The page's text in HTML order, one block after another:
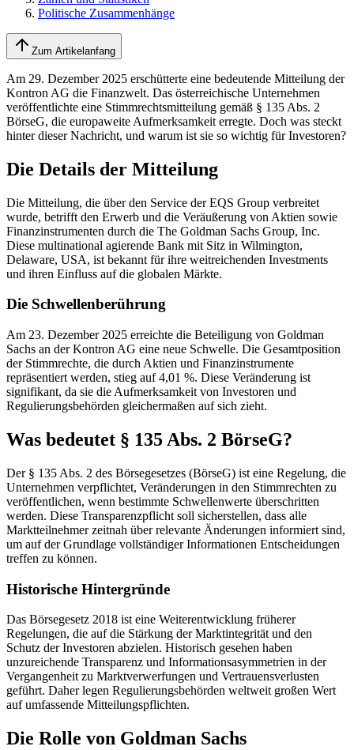
Politische Zusammenhänge
Zum Artikelanfang
Am 29. Dezember 2025 erschütterte eine bedeutende Mitteilung der
Kontron AG die Finanzwelt. Das österreichische Unternehmen
veröffentlichte eine Stimmrechtsmitteilung gemäß § 135 Abs. 2
BörseG, die europaweite Aufmerksamkeit erregte. Doch was steckt
hinter dieser Nachricht, und warum ist sie so wichtig für Investoren?
Die Details der Mitteilung
Die Mitteilung, die über den Service der EQS Group verbreitet
wurde, betrifft den Erwerb und die Veräußerung von Aktien sowie
Finanzinstrumenten durch die The Goldman Sachs Group, Inc.
Diese multinational agierende Bank mit Sitz in Wilmington,
Delaware, USA, ist bekannt für ihre weitreichenden Investments
und ihren Einfluss auf die globalen Märkte.
Die Schwellenberührung
Am 23. Dezember 2025 erreichte die Beteiligung von Goldman
Sachs an der Kontron AG eine neue Schwelle. Die Gesamtposition
der Stimmrechte, die durch Aktien und Finanzinstrumente
repräsentiert werden, stieg auf 4,01 %. Diese Veränderung ist
signifikant, da sie die Aufmerksamkeit von Investoren und
Regulierungsbehörden gleichermaßen auf sich zieht.
Was bedeutet § 135 Abs. 2 BörseG?
Der § 135 Abs. 2 des Börsegesetzes (BörseG) ist eine Regelung, die
Unternehmen verpflichtet, Veränderungen in den Stimmrechten zu
veröffentlichen, wenn bestimmte Schwellenwerte überschritten
werden. Diese Transparenzpflicht soll sicherstellen, dass alle
Marktteilnehmer zeitnah über relevante Änderungen informiert sind,
um auf der Grundlage vollständiger Informationen Entscheidungen
treffen zu können.
Historische Hintergründe
Das Börsegesetz 2018 ist eine Weiterentwicklung früherer
Regelungen, die auf die Stärkung der Marktintegrität und den
Schutz der Investoren abzielen. Historisch gesehen haben
unzureichende Transparenz und Informationsasymmetrien in der
Vergangenheit zu Marktverwerfungen und Vertrauensverlusten
geführt. Daher legen Regulierungsbehörden weltweit großen Wert
auf umfassende Mitteilungspflichten.
Die Rolle von Goldman Sachs